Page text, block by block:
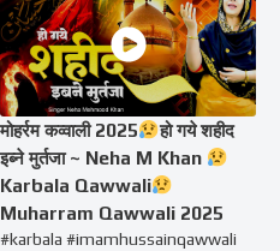
मोहर्रम कव्वाली 2025
हो गये शहीद
इब्ने मुर्तजा ~ Neha M Khan
Karbala Qawwali
Muharram Qawwali 2025
#karbala #imamhussainqawwali